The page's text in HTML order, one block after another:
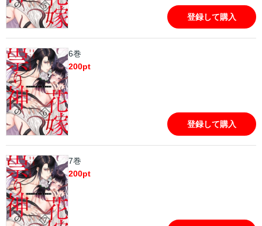
登録して購入
6巻
200pt
登録して購入
7巻
200pt